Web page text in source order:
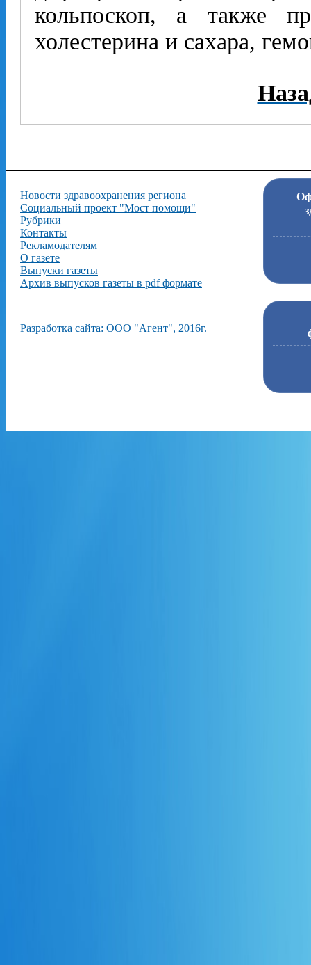
кольпоскоп, а также
холестерина и сахара,
Новости здравоохранения региона
Социальный проект "Мост помощи"
Рубрики
Контакты
Рекламодателям
О газете
Выпуски газеты
Архив выпусков газеты в pdf формате
Разработка сайта: ООО "Агент", 2016г.